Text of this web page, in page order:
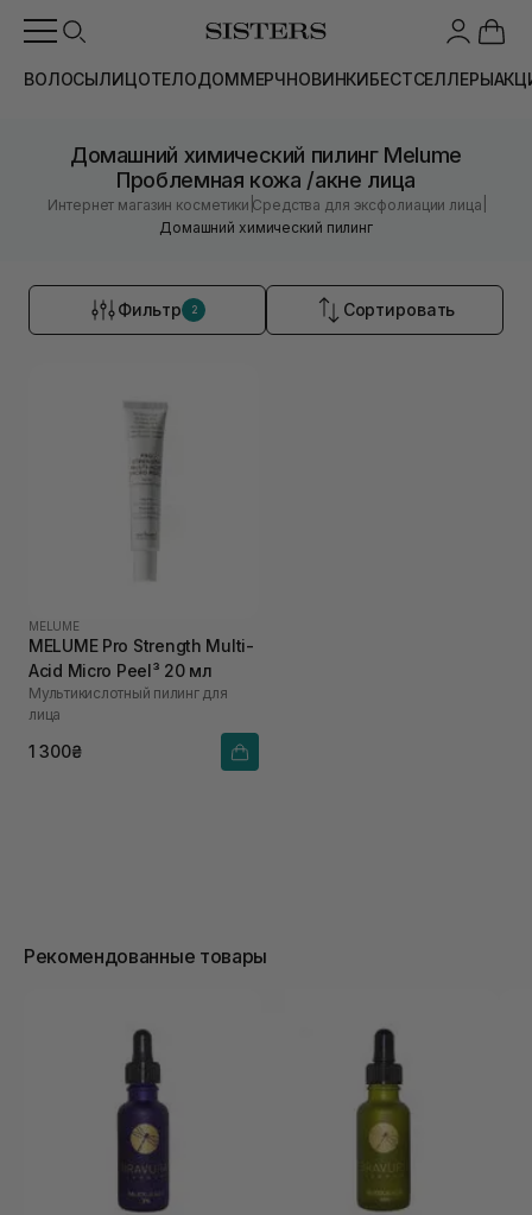
ВОЛОСЫЛИЦОТЕЛОДОММЕРЧНОВИНКИБЕСТСЕЛЛЕРЫ
Домашний химический пилинг Melume
Проблемная кожа /акне лица
Интернет магазин косметики |Средства для эксфолиации лица
Домашний химический пилинг
Фильтр 2 Сортировать
MELUME
MELUME Pro Strength Multi-
Acid Micro Peel³ 20 мл
Мультикислотный пилинг для
лица
1 300₴
Рекомендованные товары